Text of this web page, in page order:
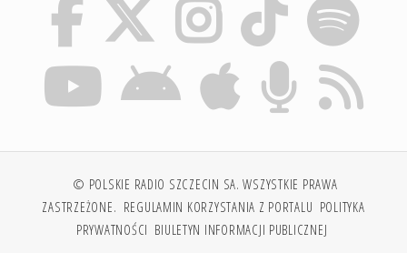
© POLSKIE RADIO SZCZECIN SA. WSZYSTKIE PRAWA
ZASTRZEŻONE. REGULAMIN KORZYSTANIA Z PORTALU POLITYKA
PRYWATNOŚCI BIULETYN INFORMACJI PUBLICZNEJ